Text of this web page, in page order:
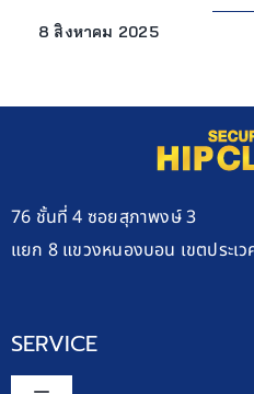
8 สิงหาคม 2025
76 ชั้นที่ 4 ซอยสุภาพงษ์ 3
แยก 8 แขวงหนองบอน เขตประเ
SERVICE